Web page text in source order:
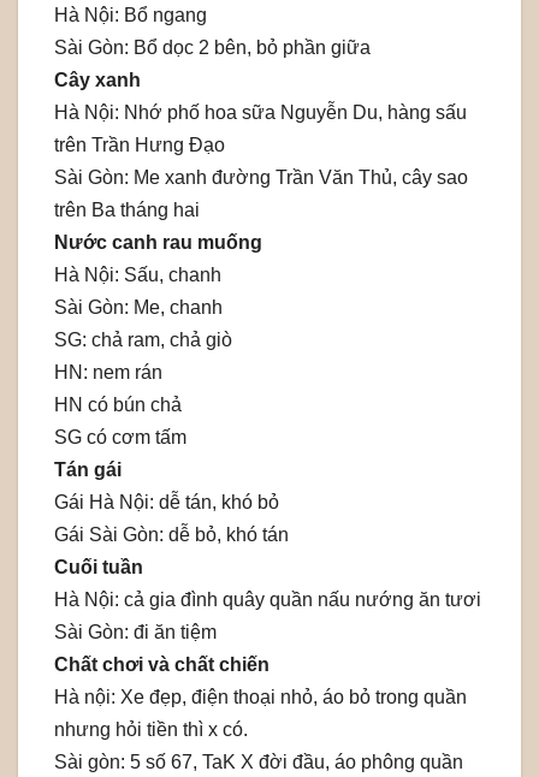
Hà Nội: Bổ ngang
Sài Gòn: Bổ dọc 2 bên, bỏ phần giữa
Cây xanh
Hà Nội: Nhớ phố hoa sữa Nguyễn Du, hàng sấu
trên Trần Hưng Đạo
Sài Gòn: Me xanh đường Trần Văn Thủ, cây sao
trên Ba tháng hai
Nước canh rau muống
Hà Nội: Sấu, chanh
Sài Gòn: Me, chanh
SG: chả ram, chả giò
HN: nem rán
HN có bún chả
SG có cơm tấm
Tán gái
Gái Hà Nội: dễ tán, khó bỏ
Gái Sài Gòn: dễ bỏ, khó tán
Cuối tuần
Hà Nội: cả gia đình quây quần nấu nướng ăn tươi
Sài Gòn: đi ăn tiệm
Chất chơi và chất chiến
Hà nội: Xe đẹp, điện thoại nhỏ, áo bỏ trong quần
nhưng hỏi tiền thì x có.
Sài gòn: 5 số 67, TaK X đời đầu, áo phông quần